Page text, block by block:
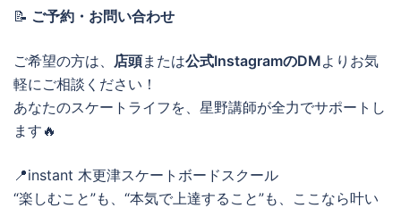
📝 ご予約・お問い合わせ
ご希望の方は、 店頭または公式InstagramのDMよりお気
軽にご相談ください！
あなたのスケートライフを、星野講師が全力でサポートし
ます🔥
📍instant 木更津スケートボードスクール
“楽しむこと”も、“本気で上達すること”も、ここなら叶い